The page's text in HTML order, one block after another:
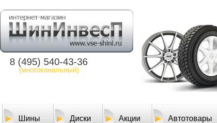
8 (495) 540-43-36
(многоканальный)
Шины Диски Акции Автотовары